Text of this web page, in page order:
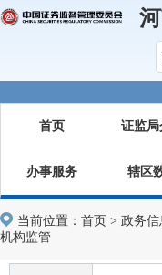
首页 证监局
办事服务 辖区
当前位置： 首页 > 政务信
机构监管